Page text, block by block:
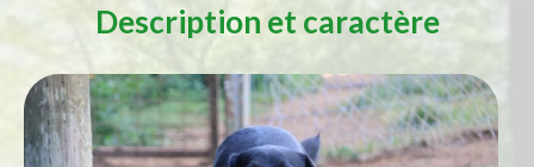
Description et caractère